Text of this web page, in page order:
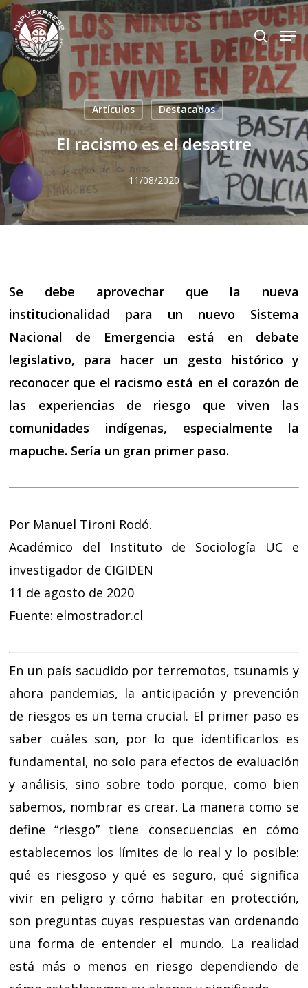
Skip
to
main
content
search
Artículos Destacados
El racismo es el desastre
11/08/2020
Se debe aprovechar que la nueva
institucionalidad para un nuevo Sistema
Nacional de Emergencia está en debate
legislativo, para hacer un gesto histórico y
reconocer que el racismo está en el corazón de
las experiencias de riesgo que viven las
comunidades indígenas, especialmente la
mapuche. Sería un gran primer paso.
Por Manuel Tironi Rodó.
Académico del Instituto de Sociología UC e
investigador de CIGIDEN
11 de agosto de 2020
Fuente: elmostrador.cl
En un país sacudido por terremotos, tsunamis y
ahora pandemias, la anticipación y prevención
de riesgos es un tema crucial. El primer paso es
saber cuáles son, por lo que identificarlos es
fundamental, no solo para efectos de evaluación
y análisis, sino sobre todo porque, como bien
sabemos, nombrar es crear. La manera como se
define “riesgo” tiene consecuencias en cómo
establecemos los límites de lo real y lo posible:
qué es riesgoso y qué es seguro, qué significa
vivir en peligro y cómo habitar en protección,
son preguntas cuyas respuestas van ordenando
una forma de entender el mundo. La realidad
está más o menos en riesgo dependiendo de
Close
Menu